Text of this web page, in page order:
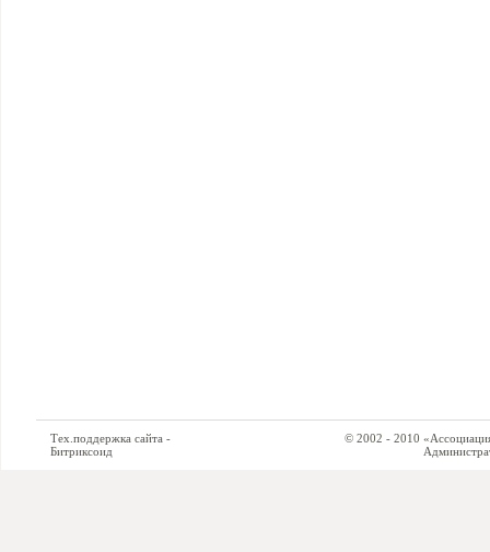
Тех.поддержка сайта -
Битриксоид
© 2002 - 2010 «Ассоциация